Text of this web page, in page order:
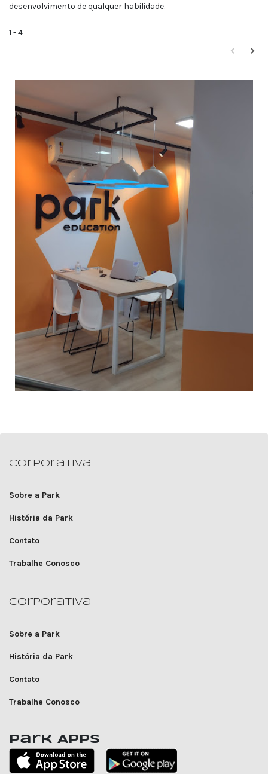
desenvolvimento de qualquer habilidade.
1 -4
Corporativa
Sobre a Park
História da Park
Contato
Trabalhe Conosco
Corporativa
Sobre a Park
História da Park
Contato
Trabalhe Conosco
Park Apps